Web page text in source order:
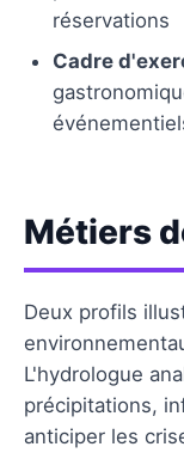
réservations
Cadre
Métiers
Deux profils
L'hydrologue
précipitations,
anticiper les